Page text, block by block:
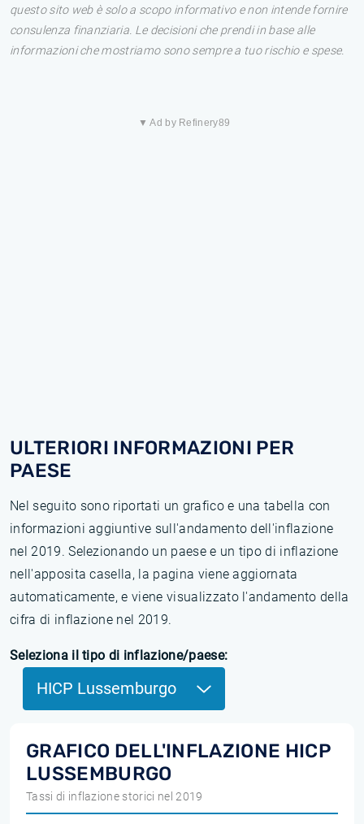
questo sito web è solo a scopo informativo e non intende fornire
consulenza finanziaria. Le decisioni che prendi in base alle
informazioni che mostriamo sono sempre a tuo rischio e spese.
▼ Ad by Refinery89
ULTERIORI INFORMAZIONI PER
PAESE
Nel seguito sono riportati un grafico e una tabella con
informazioni aggiuntive sull'andamento dell'inflazione
nel 2019. Selezionando un paese e un tipo di inflazione
nell'apposita casella, la pagina viene aggiornata
automaticamente, e viene visualizzato l'andamento della
cifra di inflazione nel 2019.
Seleziona il tipo di inflazione/paese:
HICP Lussemburgo
GRAFICO DELL'INFLAZIONE HICP
LUSSEMBURGO
Tassi di inflazione storici nel 2019